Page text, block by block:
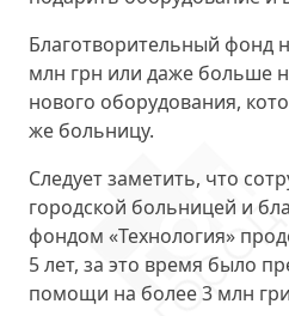
Благотворительный фонд
млн грн или даже больше
нового оборудования,
же больницу.
Следует заметить, что
городской больницей и
фондом «Технология»
5 лет, за это время было
помощи на более 3 млн